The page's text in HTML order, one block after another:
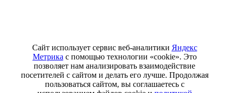
Сайт использует сервис веб-аналитики Яндекс
Метрика с помощью технологии «cookie». Это
позволяет нам анализировать взаимодействие
посетителей с сайтом и делать его лучше. Продолжая
пользоваться сайтом, вы соглашаетесь с